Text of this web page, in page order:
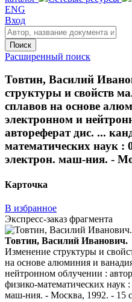
ENG
Вход
Поиск
Расширенный поиск
Товтин, Василий
структуры и свойств
сплавов на основе
электронном и
автореферат дис. ...
математических наук :
электрон. маш-ния. -
Карточка
В избранное
Экспресс-заказ фрагмента
Товтин, Василий Иванович.
Изменение структуры и
на основе алюминия и
нейтронном облучении :
физико-математических наук
маш-ния. - Москва, 1992. - 15